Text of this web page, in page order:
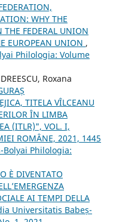
WHY THE
THE FEDERAL UNION
EUROPEAN UNION ,
Philologia: Volume
Roxana
TITELA VÎLCEANU
ÎN LIMBA
(ITLR)", VOL. I,
ROMÂNE, 2021, 1445
Philologia:
È DIVENTATO
AI TEMPI DELLA
Universitatis Babeș-